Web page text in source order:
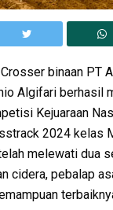
binaan PT
Algifari berhasil
Kejuaraan
2024 kelas
melewati dua
cidera, pebalap